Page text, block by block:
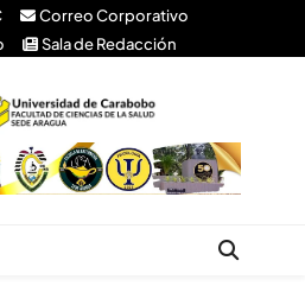
Correo Corporativo
Sala de Redacción
de Ciencias
de Carabobo Núcleo Aragua